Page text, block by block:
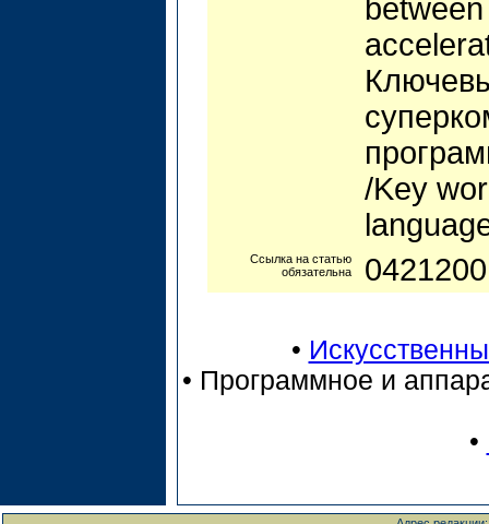
/Key
Ссылка на статью
обязательна
•
• Программное и
•